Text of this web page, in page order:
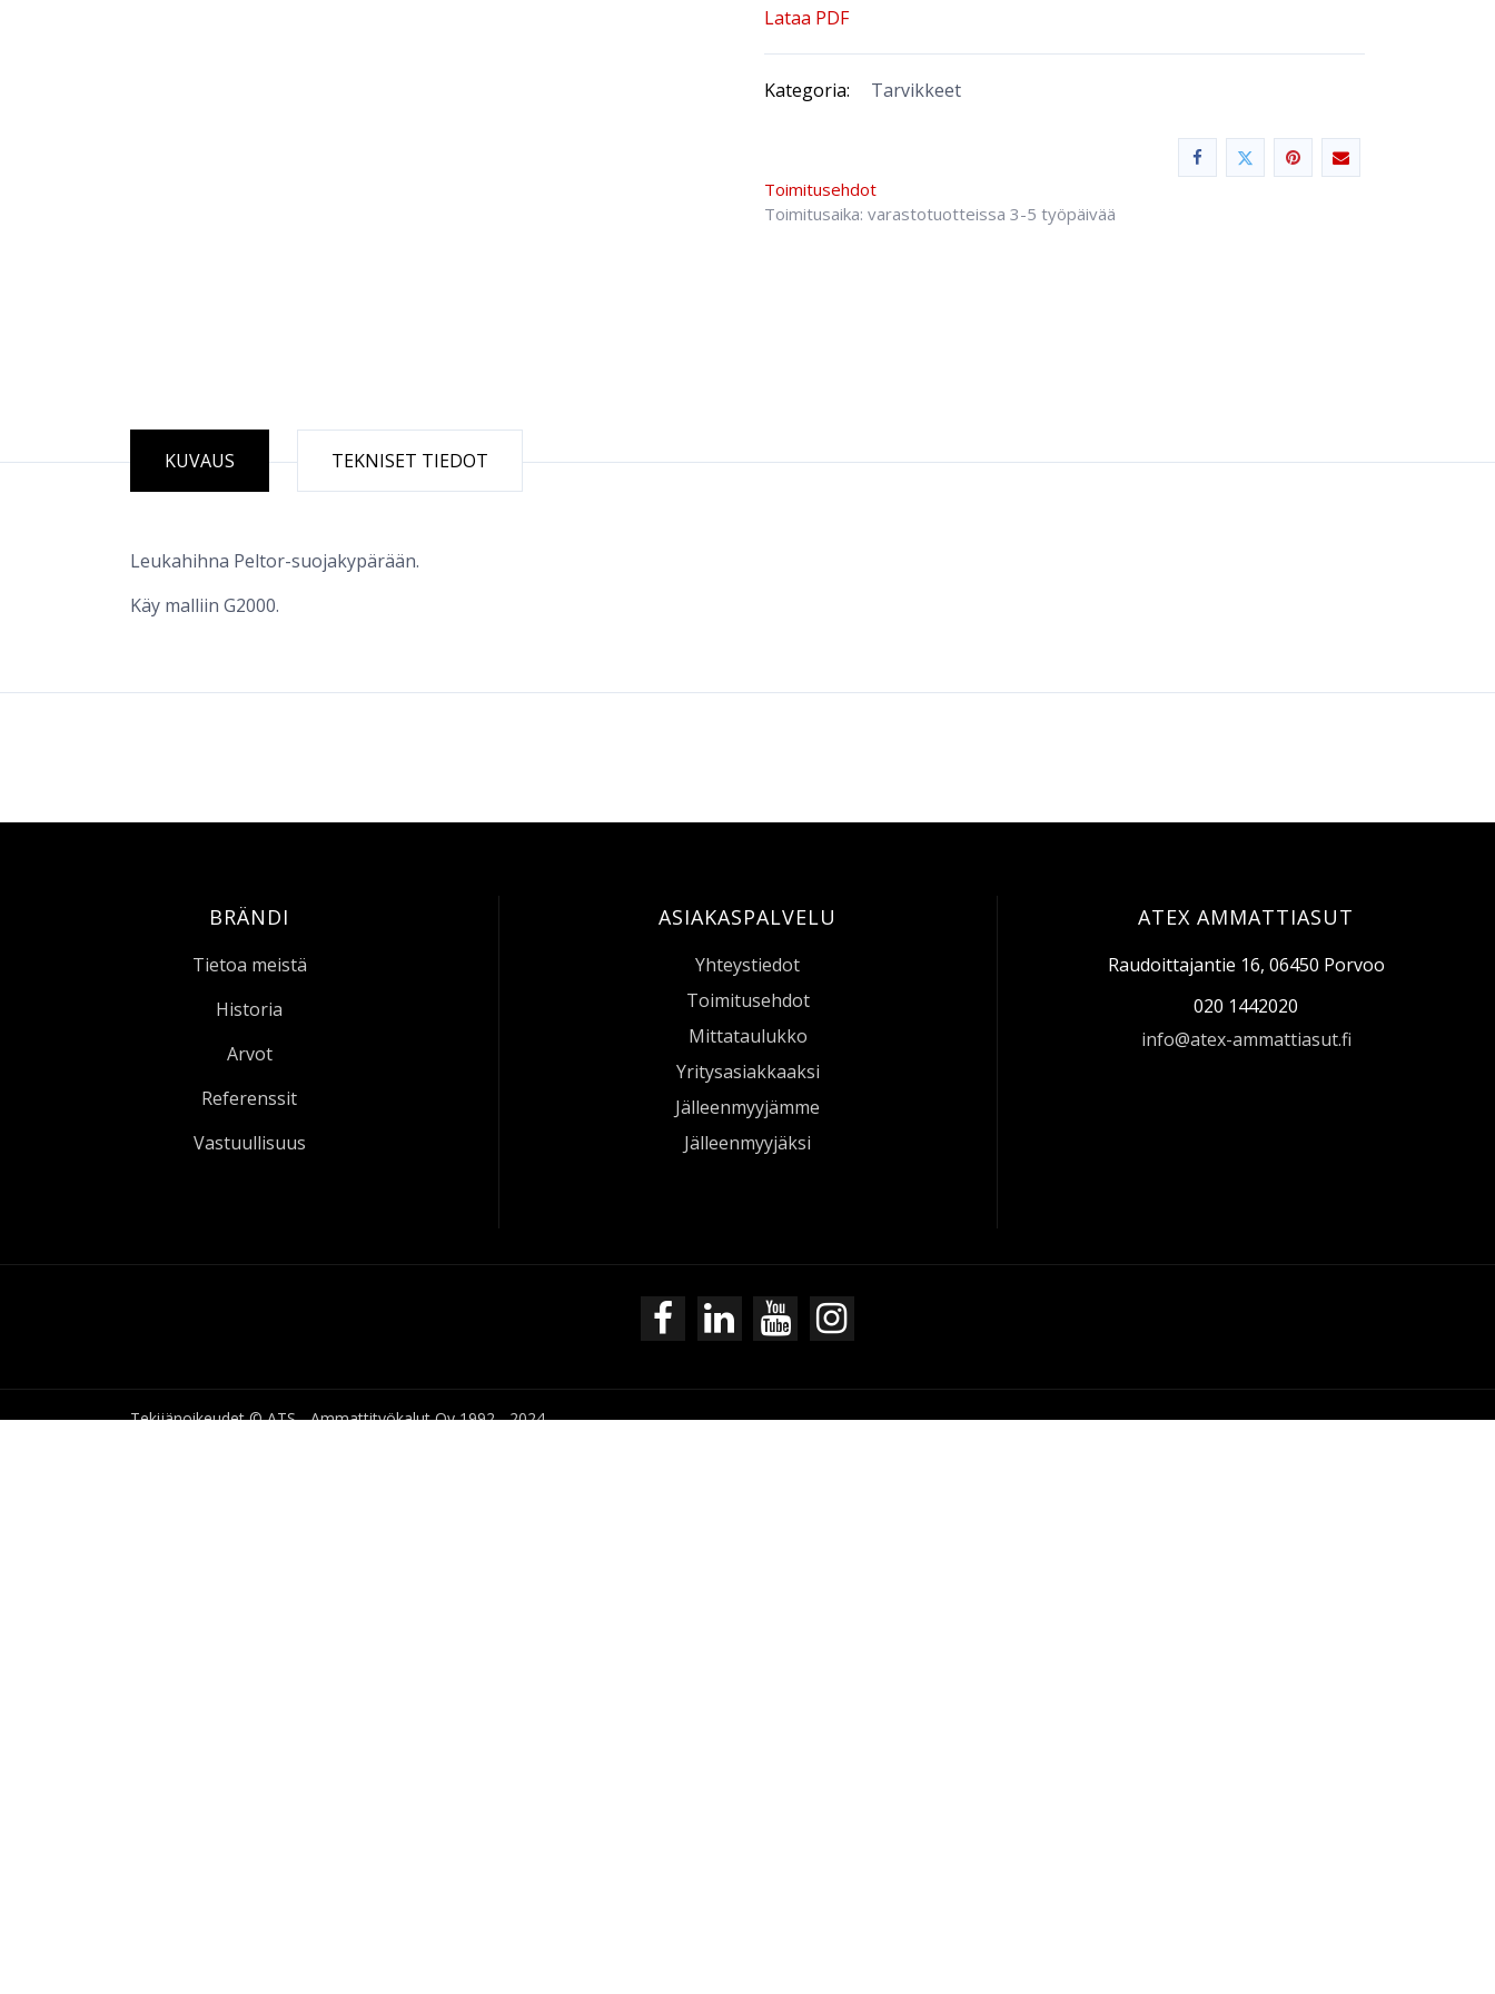
Lataa PDF
Kategoria: Tarvikkeet
Toimitusehdot
Toimitusaika: varastotuotteissa 3-5 työpäivää
KUVAUS TEKNISET TIEDOT
Leukahihna Peltor-suojakypärään.
Käy malliin G2000.
ASIAKASPALVELU
Yhteystiedot
Toimitusehdot
Mittataulukko
Yritysasiakkaaksi
Jälleenmyyjämme
Jälleenmyyjäksi
ATEX AMMATTIASUT
Raudoittajantie 16, 06450 Porvoo
020 1442020
info@atex-ammattiasut.fi
BRÄNDI
Tietoa meistä
Historia
Arvot
Referenssit
Vastuullisuus
Tekijänoikeudet © ATS - Ammattityökalut Oy 1992 - 2024